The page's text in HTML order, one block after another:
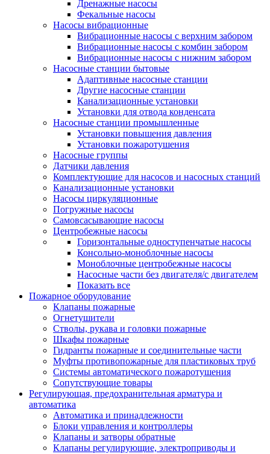
Дренажные насосы
Фекальные насосы
Насосы вибрационные
Вибрационные насосы с верхним забором
Вибрационные насосы с комбин забором
Вибрационные насосы с нижним забором
Насосные станции бытовые
Адаптивные насосные станции
Другие насосные станции
Канализационные установки
Установки для отвода конденсата
Насосные станции промышленные
Установки повышения давления
Установки пожаротушения
Насосные группы
Датчики давления
Комплектующие для насосов и насосных станций
Канализационные установки
Насосы циркуляционные
Погружные насосы
Самовсасывающие насосы
Центробежные насосы
Горизонтальные одноступенчатые насосы
Консольно-моноблочные насосы
Моноблочные центробежные насосы
Насосные части без двигателя/с двигателем
Показать все
Пожарное оборудование
Клапаны пожарные
Огнетушители
Стволы, рукава и головки пожарные
Шкафы пожарные
Гидранты пожарные и соединительные части
Муфты противопожарные для пластиковых труб
Системы автоматического пожаротушения
Сопутствующие товары
Регулирующая, предохранительная арматура и
автоматика
Автоматика и принадлежности
Блоки управления и контроллеры
Клапаны и затворы обратные
Клапаны регулирующие, электроприводы и